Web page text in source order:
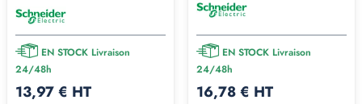
EN STOCK Livraison
24/48h
13,97 € HT
EN STOCK Livraison
24/48h
16,78 € HT